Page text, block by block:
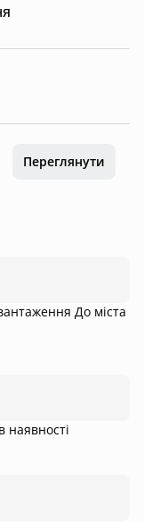
Переглянути
До міста
наявності